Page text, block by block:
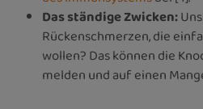
Das ständige Zwicken:
Rückenschmerzen, die
wollen? Das können die
melden und auf einen